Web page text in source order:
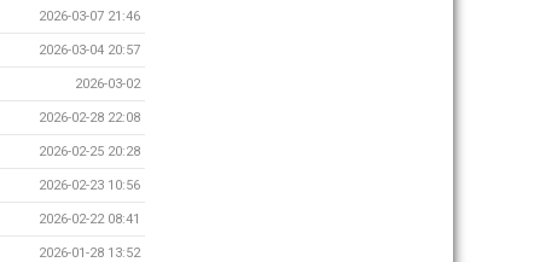
2026-03-07 21:46
2026-03-04 20:57
2026-03-02
2026-02-28 22:08
2026-02-25 20:28
2026-02-23 10:56
2026-02-22 08:41
2026-01-28 13:52